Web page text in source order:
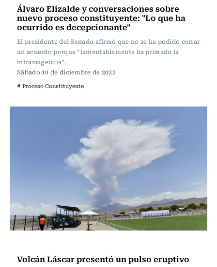
Álvaro Elizalde y conversaciones sobre
nuevo proceso constituyente: "Lo que ha
ocurrido es decepcionante"
El presidente del Senado afirmó que no se ha podido cerrar
un acuerdo porque “lamentablemente ha primado la
intransigencia”.
Sábado 10 de diciembre de 2022
# Proceso Constituyente
Volcán Láscar presentó un pulso eruptivo